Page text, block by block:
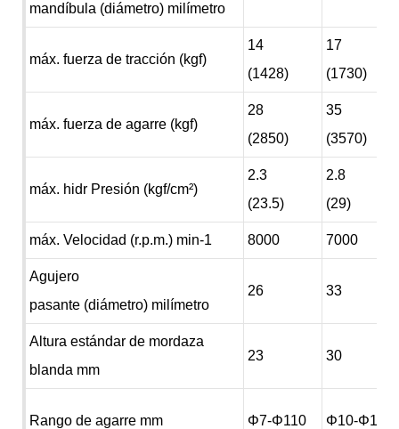
mandíbula (diámetro) milímetro
máx. fuerza de tracción (kgf)
14
(1428)
17
(1730)
máx. fuerza de agarre (kgf)
28
(2850)
35
(3570)
máx. hidr Presión (kgf/cm²)
2.3
(23.5)
2.8
(29)
máx. Velocidad (r.p.m.) min-1 8000 7000
Agujero
pasante (diámetro) milímetro
26 33
Altura estándar de mordaza
blanda mm
23 30
Rango de agarre mm Φ7-Φ110 Φ10-Φ135